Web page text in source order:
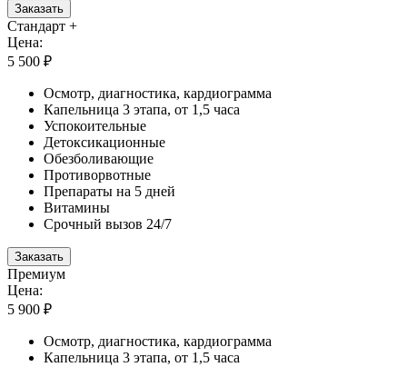
Заказать
Стандарт +
Цена:
5 500 ₽
Осмотр, диагностика, кардиограмма
Капельница 3 этапа, от 1,5 часа
Успокоительные
Детоксикационные
Обезболивающие
Противорвотные
Препараты на 5 дней
Витамины
Срочный вызов 24/7
Заказать
Премиум
Цена:
5 900 ₽
Осмотр, диагностика, кардиограмма
Капельница 3 этапа, от 1,5 часа